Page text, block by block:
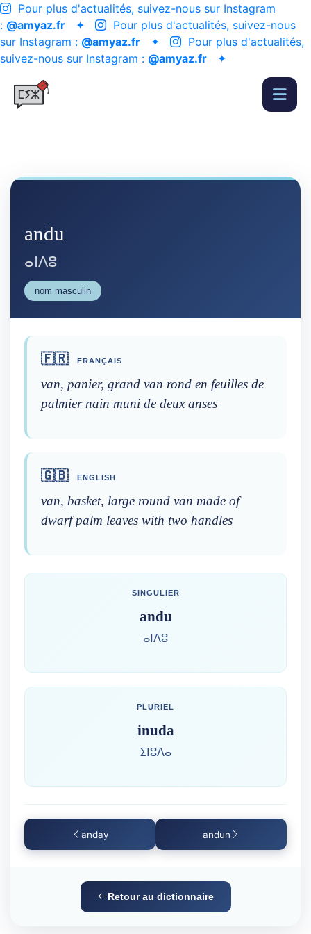
Pour plus d'actualités, suivez-nous sur Instagram
: @amyaz.fr ✦
Pour plus d'actualités, suivez-nous
sur Instagram : @amyaz.fr ✦
Pour plus d'actualités,
suivez-nous sur Instagram : @amyaz.fr ✦
andu
ⴰⵏⴷⵓ
nom masculin
🇫🇷 FRANÇAIS
van, panier, grand van rond en feuilles de
palmier nain muni de deux anses
🇬🇧 ENGLISH
van, basket, large round van made of
dwarf palm leaves with two handles
SINGULIER
andu
ⴰⵏⴷⵓ
PLURIEL
inuda
ⵉⵏⵓⴷⴰ
anday andun
Retour au dictionnaire